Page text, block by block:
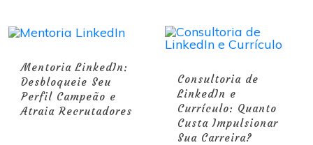
Mentoria LinkedIn:
Desbloqueie Seu
Perfil Campeão e
Atraia Recrutadores
Consultoria de
LinkedIn e
Currículo: Quanto
Custa Impulsionar
Sua Carreira?